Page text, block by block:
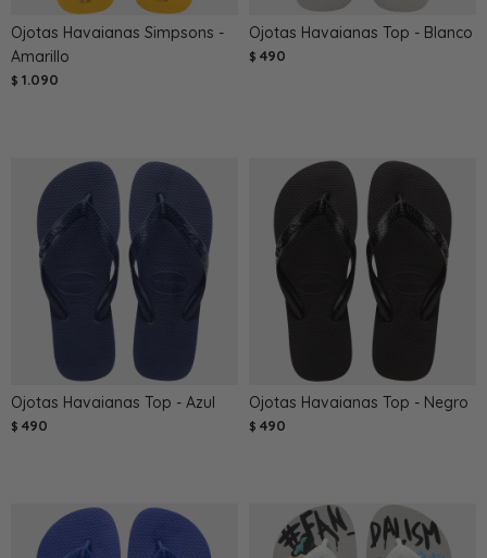
Ojotas Havaianas Simpsons -
Amarillo
$ 1.090
Ojotas Havaianas Top - Blanco
$ 490
Ojotas Havaianas Top - Azul
$ 490
Ojotas Havaianas Top - Negro
$ 490